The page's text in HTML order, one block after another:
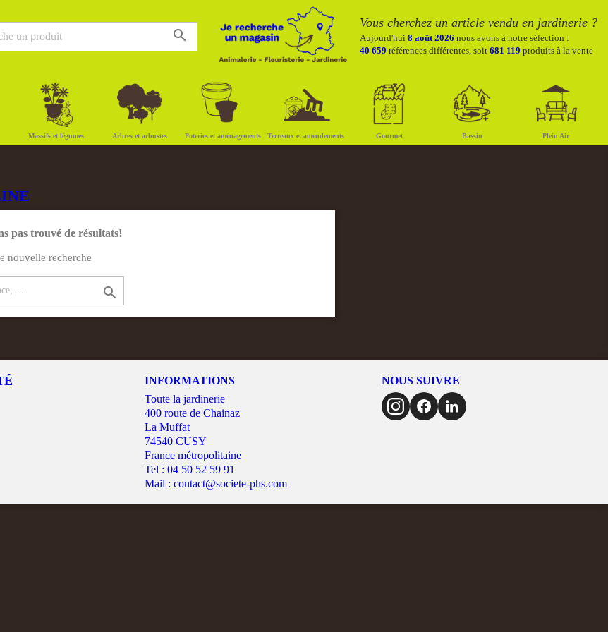
search
Vous cherchez un article vendu en jardinerie ?
Aujourd'hui 8 août 2026 nous avons à notre sélection :
40 659 références différentes, soit 681 119 produits à la vente
Massifs et légumes Arbres et arbustes Poteries et aménagements Terreaux et amendements Gourmet Bassin Plein Air
pas trouvé de résultats!
nouvelle recherche

INFORMATIONS
Toute la jardinerie
400 route de Chainaz
La Muffat
74540 CUSY
France métropolitaine
Tel : 04 50 52 59 91
Mail : contact@societe-phs.com
NOUS SUIVRE